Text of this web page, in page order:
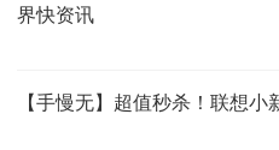
界快资讯
【手慢无】超值秒杀！联想